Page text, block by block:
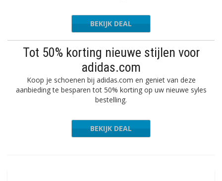
BEKIJK DEAL
Tot 50% korting nieuwe stijlen voor
adidas.com
Koop je schoenen bij adidas.com en geniet van deze
aanbieding te besparen tot 50% korting op uw nieuwe syles
bestelling.
BEKIJK DEAL